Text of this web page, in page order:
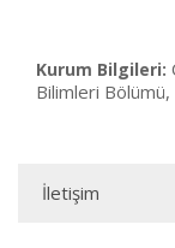
Kurum Bilgileri:
Bilimleri Bölümü,
İletişim